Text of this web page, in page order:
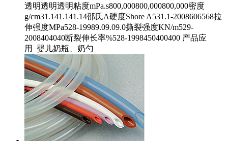
透明透明透明粘度mPa.s800,000800,000800,000密度
g/cm31.141.141.14邵氏A硬度Shore A531.1-2008606568拉
伸强度MPa528-19989.09.09.0撕裂强度KN/m529-
2008404040断裂伸长率%528-1998450400400 产品应
用 婴儿奶瓶、奶勺